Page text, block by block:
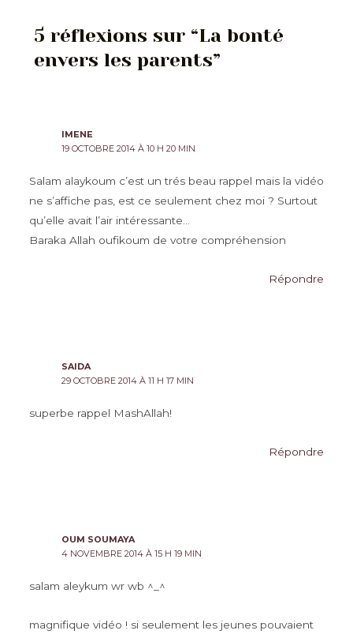
5 réflexions sur “La bonté
envers les parents”
IMENE
19 OCTOBRE 2014 À 10 H 20 MIN
Salam alaykoum c’est un trés beau rappel mais la vidéo
ne s’affiche pas, est ce seulement chez moi ? Surtout
qu’elle avait l’air intéressante…
Baraka Allah oufikoum de votre compréhension
Répondre
SAIDA
29 OCTOBRE 2014 À 11 H 17 MIN
superbe rappel MashAllah!
Répondre
OUM SOUMAYA
4 NOVEMBRE 2014 À 15 H 19 MIN
salam aleykum wr wb ^_^
magnifique vidéo ! si seulement les jeunes pouvaient